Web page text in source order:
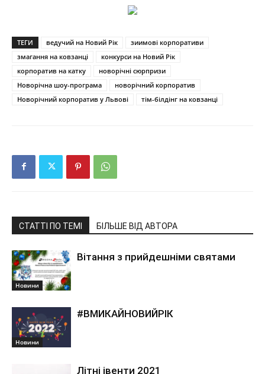
ТЕГИ ведучий на Новий Рік
зиимові корпоративи
змагання на ковзанці
конкурси на Новий Рік
корпоратив на катку
новорічні сюрпризи
Новорічна шоу-програма
новорічний корпоратив
Новорічний корпоратив у Львові
тім-білдінг на ковзанці
СТАТТІ ПО ТЕМІ БІЛЬШЕ ВІД АВТОРА
Новини
Вітання з прийдешніми святами
Новини
#ВМИКАЙНОВИЙРІК
Літні івенти 2021